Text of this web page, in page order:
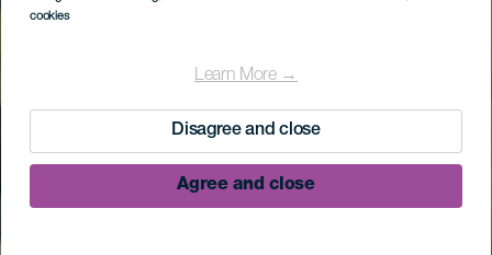
cookies
Learn More →
Disagree and close
Agree and close